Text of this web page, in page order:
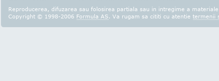
Reproducerea, difuzarea sau folosirea partiala sau in intregime a
Copyright © 1998-2006 Formula AS. Va rugam sa cititi cu atentie termenii